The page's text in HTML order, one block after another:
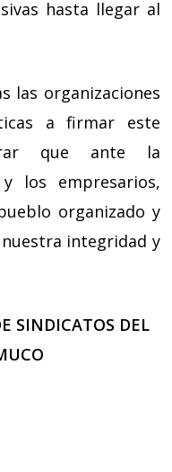
hasta llegar al
las organizaciones
a firmar este
que ante la
los empresarios,
organizado y
integridad y
SINDICATOS DEL